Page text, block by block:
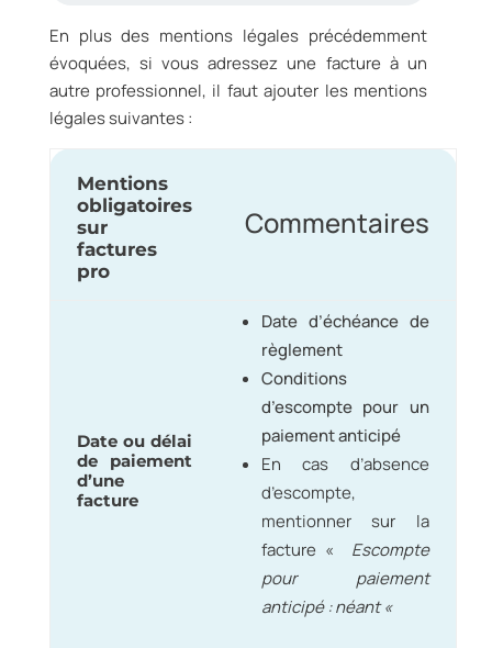
En plus des mentions légales précédemment
évoquées, si vous adressez une facture à un
autre professionnel, il faut ajouter les mentions
légales suivantes :
Mentions
obligatoires
sur
factures
pro
Commentaires
Date ou délai
de paiement
d’une
facture
Date d’échéance de
règlement
Conditions
d’escompte pour un
paiement anticipé
En cas d’absence
d’escompte,
mentionner sur la
facture «
Escompte
pour paiement
anticipé : néant «